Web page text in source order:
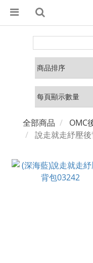
全部商品
OMC
說走就走紓壓